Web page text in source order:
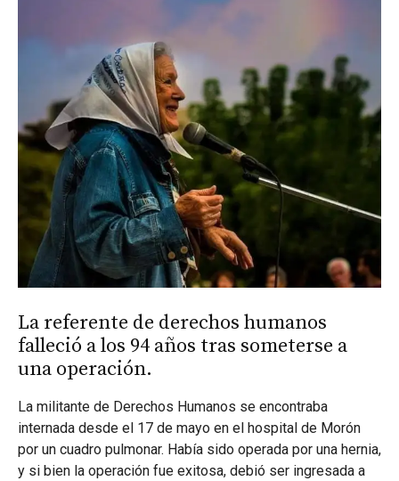
La referente de derechos humanos
falleció a los 94 años tras someterse a
una operación.
La militante de Derechos Humanos se encontraba
internada desde el 17 de mayo en el hospital de Morón
por un cuadro pulmonar. Había sido operada por una hernia,
y si bien la operación fue exitosa, debió ser ingresada a